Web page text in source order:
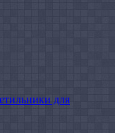
для